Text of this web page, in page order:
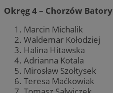
Okręg 4 – Chorzów Batory
Marcin Michalik
Waldemar Kołodziej
Halina Hitawska
Adrianna Kotala
Mirosław Szołtysek
Teresa Maćkowiak